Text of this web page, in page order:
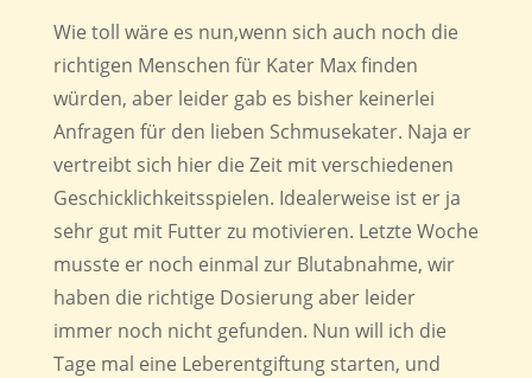
Wie toll wäre es nun,wenn sich auch noch die
richtigen Menschen für Kater Max finden
würden, aber leider gab es bisher keinerlei
Anfragen für den lieben Schmusekater. Naja er
vertreibt sich hier die Zeit mit verschiedenen
Geschicklichkeitsspielen. Idealerweise ist er ja
sehr gut mit Futter zu motivieren. Letzte Woche
musste er noch einmal zur Blutabnahme, wir
haben die richtige Dosierung aber leider
immer noch nicht gefunden. Nun will ich die
Tage mal eine Leberentgiftung starten, und